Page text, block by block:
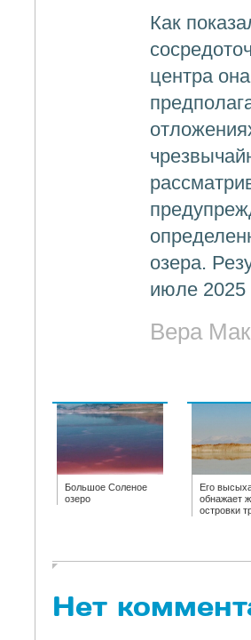
Как
центра
озера.
июле 2025
Вера
Большое Соленое
озеро
Его
обнажает
островки
Нет